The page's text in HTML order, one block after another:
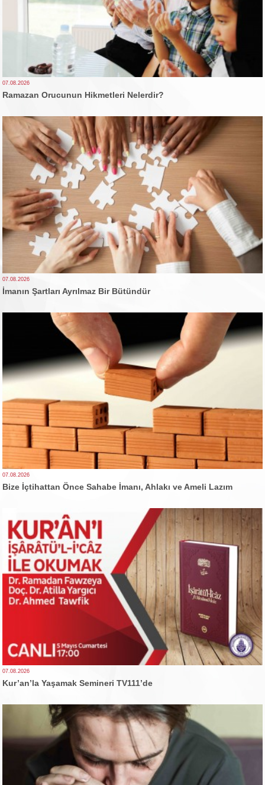
07.08.2026
Ramazan Orucunun Hikmetleri Nelerdir?
07.08.2026
İmanın Şartları Ayrılmaz Bir Bütündür
07.08.2026
Bize İçtihattan Önce Sahabe İmanı, Ahlakı ve Ameli Lazım
07.08.2026
Kur’an’la Yaşamak Semineri TV111’de